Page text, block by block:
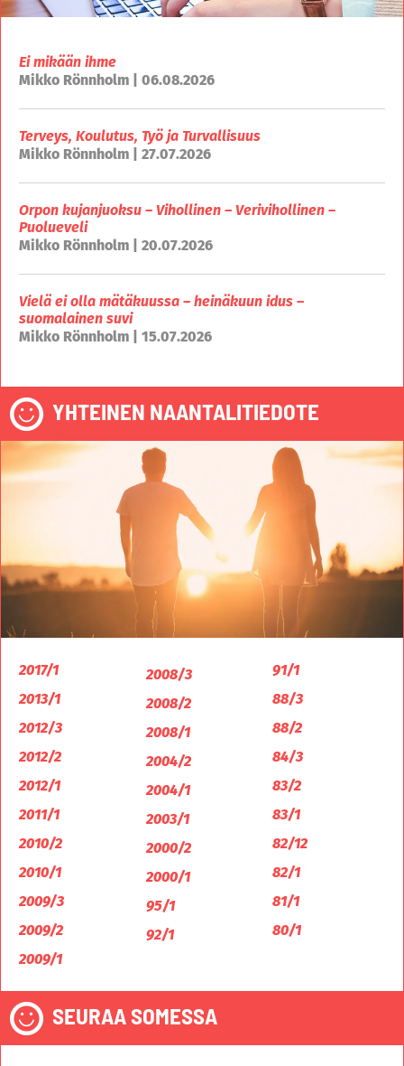
Ei mikään ihme
Mikko Rönnholm | 06.08.2026
Terveys, Koulutus, Työ ja Turvallisuus
Mikko Rönnholm | 27.07.2026
Orpon kujanjuoksu – Vihollinen – Verivihollinen –
Puolueveli
Mikko Rönnholm | 20.07.2026
Vielä ei olla mätäkuussa – heinäkuun idus –
suomalainen suvi
Mikko Rönnholm | 15.07.2026
YHTEINEN NAANTALITIEDOTE
2017/1
2013/1
2012/3
2012/2
2012/1
2011/1
2010/2
2010/1
2009/3
2009/2
2009/1
2008/3
2008/2
2008/1
2004/2
2004/1
2003/1
2000/2
2000/1
95/1
92/1
91/1
88/3
88/2
84/3
83/2
83/1
82/12
82/1
81/1
80/1
SEURAA SOMESSA